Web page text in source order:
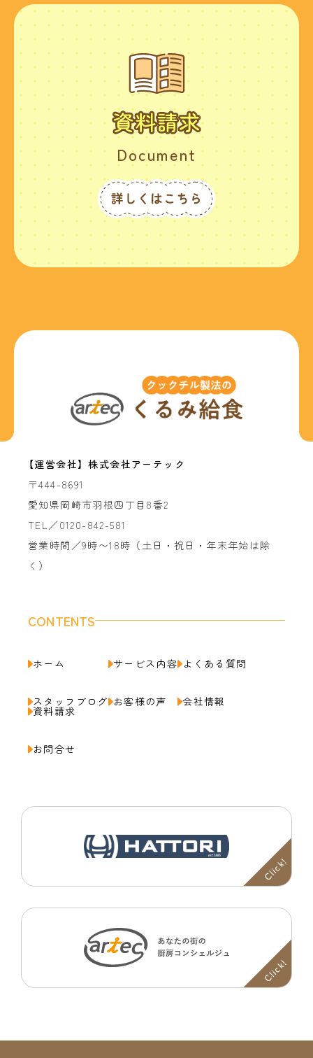
Document
【運営会社】株式会社アーテック
〒444-8691
愛知県岡崎市羽根四丁目8番2
TEL／0120-842-581
営業時間／9時〜18時（土日・祝日・年末年始は除
く）
CONTENTS
ホーム
スタッフブログ
サービス内容
お客様の声
よくある質問
会社情報
資料請求
お問合せ
Click!
Click!